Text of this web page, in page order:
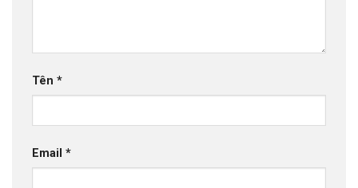
Tên *
Email *